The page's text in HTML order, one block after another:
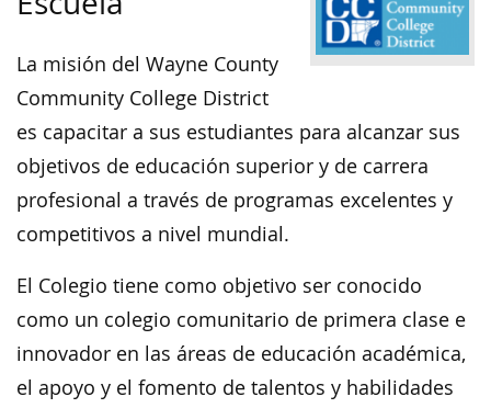
La misión del Wayne County
Community College District
es capacitar a sus estudiantes para alcanzar sus
objetivos de educación superior y de carrera
profesional a través de programas excelentes y
competitivos a nivel mundial.
El Colegio tiene como objetivo ser conocido
como un colegio comunitario de primera clase e
innovador en las áreas de educación académica,
el apoyo y el fomento de talentos y habilidades